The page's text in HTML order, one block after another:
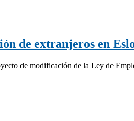
de extranjeros en
de modificación de la Ley de